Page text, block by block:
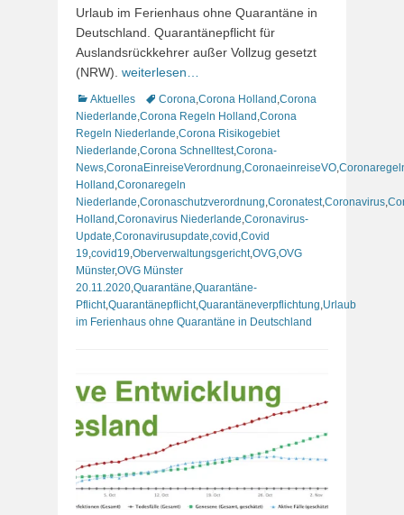
Urlaub im Ferienhaus ohne Quarantäne in
Deutschland. Quarantänepflicht für
Auslandsrückkehrer außer Vollzug gesetzt
(NRW). weiterlesen…
Kategorien
Aktuelles Schlagworte
Corona Corona Holland Corona
Niederlande Corona Regeln Holland Corona
Regeln Niederlande Corona Risikogebiet
Niederlande Corona Schnelltest,Corona-
News CoronaEinreiseVerordnung CoronaeinreiseVO
Holland Coronaregeln
Niederlande Coronaschutzverordnung Coronatest,Coronavirus
Holland Coronavirus Niederlande Coronavirus-
Update Coronavirusupdate covid Covid
19 covid19 Oberverwaltungsgericht,OVG OVG
Münster,OVG Münster
20.11.2020 Quarantäne Quarantäne-
Pflicht,Quarantänepflicht,Quarantäneverpflichtung Urlaub
im Ferienhaus ohne Quarantäne in Deutschland